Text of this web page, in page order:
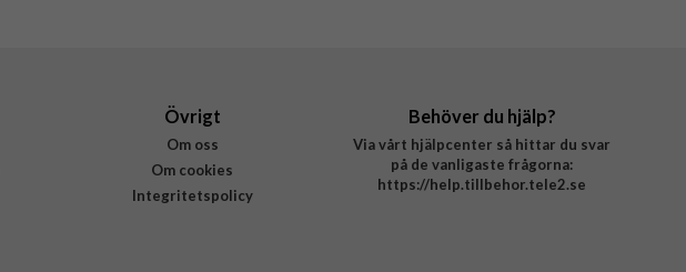
Övrigt
Om oss
Om cookies
Integritetspolicy
Behöver du hjälp?
Via vårt hjälpcenter så hittar du svar
på de vanligaste frågorna:
https://help.tillbehor.tele2.se